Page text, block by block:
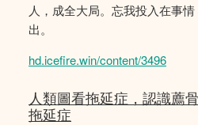
人，成全大局。忘我投入在事
出。
hd.icefire.win/content/3496
人類圖看拖延症，認識薦
拖延症